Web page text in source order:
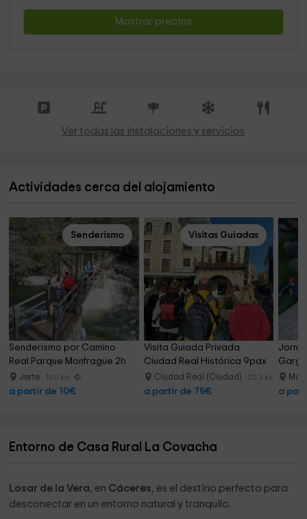
Mostrar precios
Ver todas las instalaciones y servicios
Actividades cerca del alojamiento
Senderismo
Senderismo por Camino
Real Parque Monfragüe 2h
Jerte 13.0 km
a partir de 10€
Visitas Guiadas
Visita Guiada Privada
Ciudad Real Histórica 9pax
Ciudad Real (Ciudad) 22.3 km
a partir de 75€ a
Entorno de Casa Rural La Covacha
Losar de la Vera, en Cáceres, es el destino perfecto para
desconectar en un entorno natural y tranquilo.